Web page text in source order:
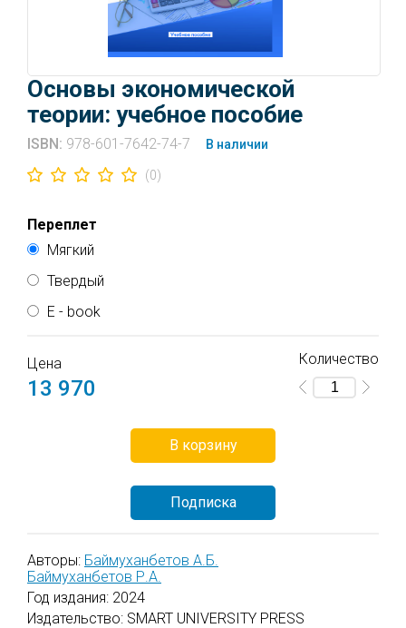
Основы экономической
теории: учебное пособие
ISBN: 978-601-7642-74-7 В наличии
(0)
Переплет
Мягкий
Твердый
E - book
Доступ к электронной книге активируется после
оплаты. Подтверждение об оплате придёт от
нашего сервера и от сервера платежной
Файлы электронных книг пользователям для
скачивания не предлагаются.
Все приобретенные пользователем электронные
книги будут доступны в разделе личного
Цена
13 970
Количество
В корзину
Подписка
Авторы: Баймуханбетов А.Б.
Баймуханбетов Р.А.
Год издания: 2024
Издательство: SMART UNIVERSITY PRESS